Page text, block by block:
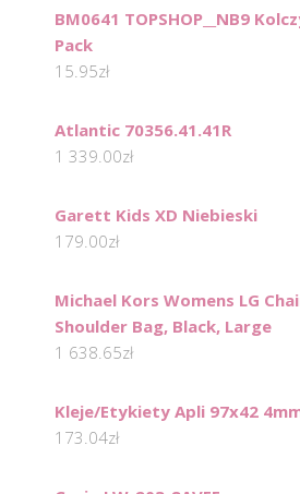
BM0641 TOPSHOP__NB9
Pack
15.95zł
Atlantic 70356.41.41R
1 339.00zł
Garett Kids XD Niebieski
179.00zł
Michael Kors Womens LG
Shoulder Bag, Black, Large
1 638.65zł
Kleje/Etykiety Apli 97x42
173.04zł